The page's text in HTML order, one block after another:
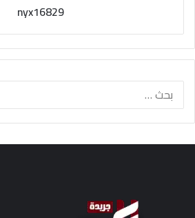
nyx16829